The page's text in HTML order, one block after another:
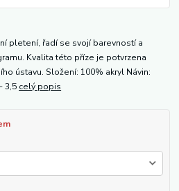
pletení, řadí se svojí barevností a
Kvalita této příze je potvrzena
ústavu. Složení: 100% akryl Návin:
3,5 celý popis